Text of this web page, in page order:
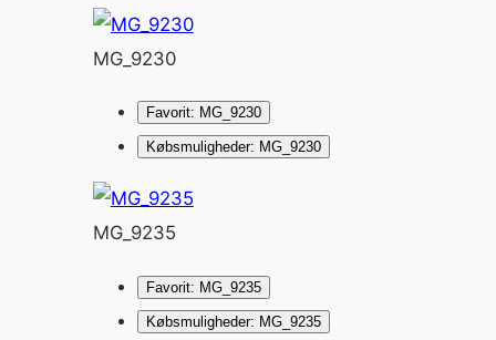
MG_9230
Favorit: MG_9230
Købsmuligheder: MG_9230
MG_9235
Favorit: MG_9235
Købsmuligheder: MG_9235